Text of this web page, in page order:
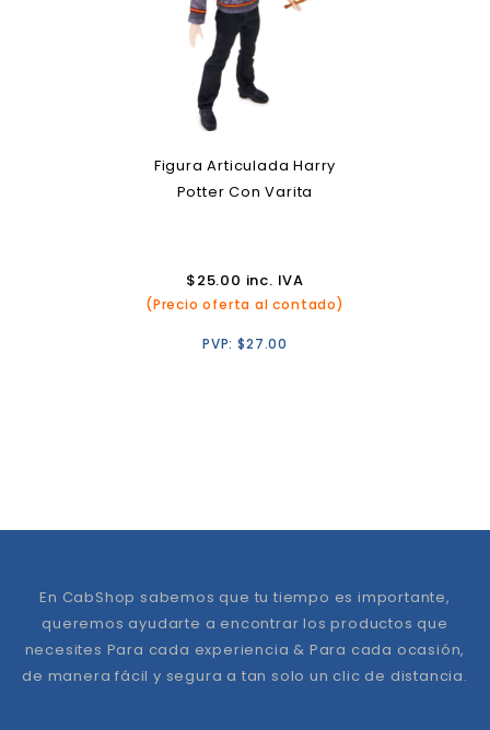
Figura Articulada Harry
Potter Con Varita
$25.00 inc. IVA
(Precio oferta al contado)
PVP:$27.00
En CabShop sabemos que tu tiempo es importante,
queremos ayudarte a encontrar los productos que
necesites Para cada experiencia & Para cada ocasión,
de manera fácil y segura a tan solo un clic de distancia.